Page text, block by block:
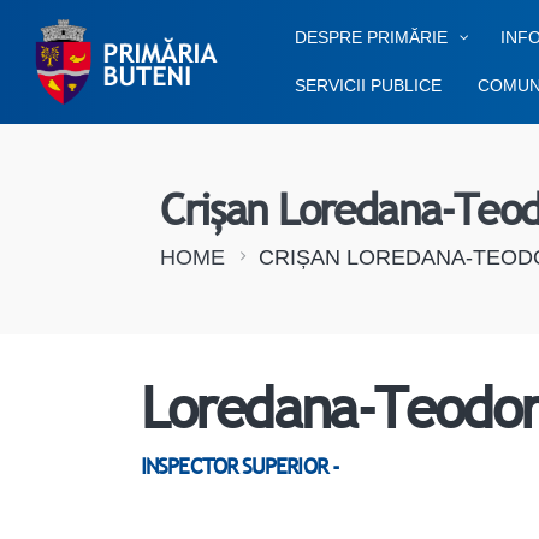
DESPRE PRIMĂRIE
SERVICII PUBLICE
Crișan Loredana-
HOME CRIȘAN LOREDANA-
Loredana-
INSPECTOR SUPERIOR -